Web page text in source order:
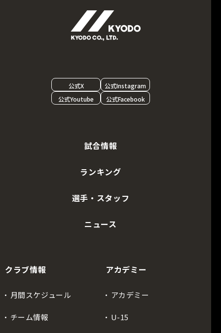
公式X
公式Instagram
公式Youtube
公式Facebook
試合情報
ランキング
選手・スタッフ
ニュース
クラブ情報
月間スケジュール
チーム情報
アカデミー
アカデミー
U-15